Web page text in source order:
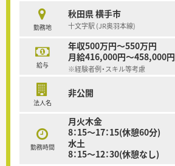
勤務地
秋田県 横手市
十文字駅 (JR奥羽本線)
給与
年収500万円～550万円
月給416,000円～458,000円
※経験者例・スキル等考慮
法人名
非公開
勤務時間
月火木金
8：15～17：15(休憩60分)
水土
8：15～12：30(休憩なし)